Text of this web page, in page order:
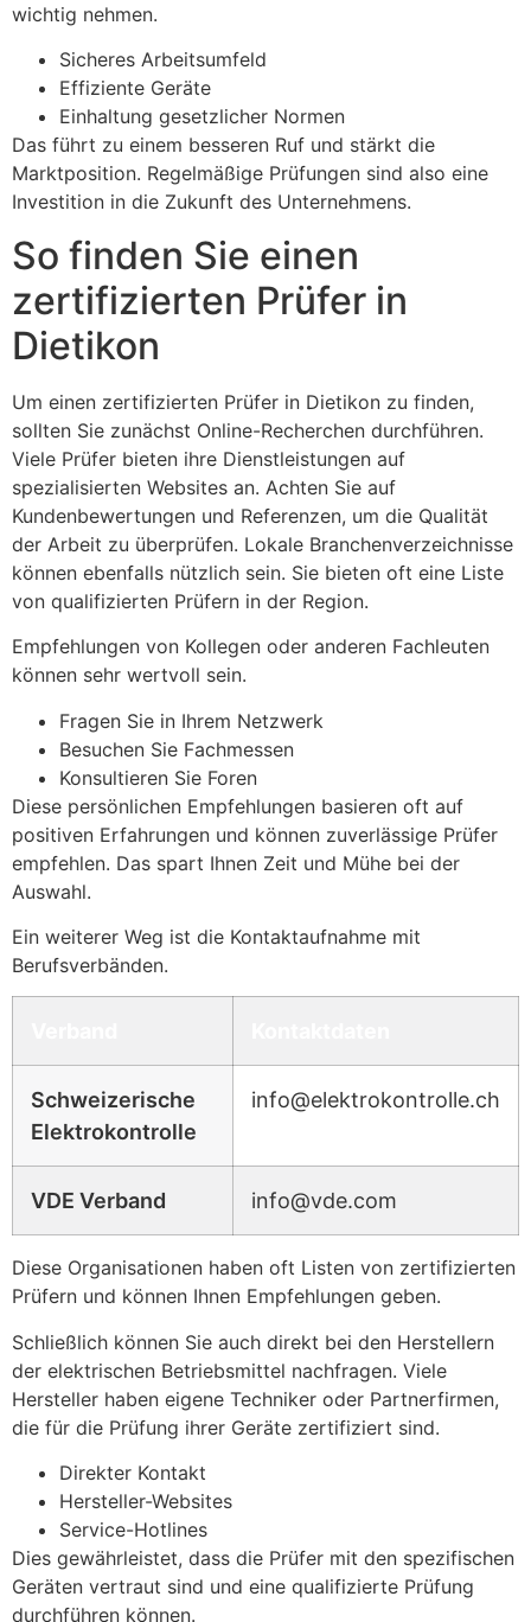
wichtig nehmen.
Sicheres Arbeitsumfeld
Effiziente Geräte
Einhaltung gesetzlicher Normen
Das führt zu einem besseren Ruf und stärkt die
Marktposition. Regelmäßige Prüfungen sind also eine
Investition in die Zukunft des Unternehmens.
So finden Sie einen
zertifizierten Prüfer in
Dietikon
Um einen zertifizierten Prüfer in Dietikon zu finden,
sollten Sie zunächst Online-Recherchen durchführen.
Viele Prüfer bieten ihre Dienstleistungen auf
spezialisierten Websites an. Achten Sie auf
Kundenbewertungen und Referenzen, um die Qualität
der Arbeit zu überprüfen. Lokale Branchenverzeichnisse
können ebenfalls nützlich sein. Sie bieten oft eine Liste
von qualifizierten Prüfern in der Region.
Empfehlungen von Kollegen oder anderen Fachleuten
können sehr wertvoll sein.
Fragen Sie in Ihrem Netzwerk
Besuchen Sie Fachmessen
Konsultieren Sie Foren
Diese persönlichen Empfehlungen basieren oft auf
positiven Erfahrungen und können zuverlässige Prüfer
empfehlen. Das spart Ihnen Zeit und Mühe bei der
Auswahl.
Ein weiterer Weg ist die Kontaktaufnahme mit
Berufsverbänden.
Schweizerische
Elektrokontrolle
info@elektrokontrolle.ch
VDE Verband info@vde.com
Diese Organisationen haben oft Listen von zertifizierten
Prüfern und können Ihnen Empfehlungen geben.
Schließlich können Sie auch direkt bei den Herstellern
der elektrischen Betriebsmittel nachfragen. Viele
Hersteller haben eigene Techniker oder Partnerfirmen,
die für die Prüfung ihrer Geräte zertifiziert sind.
Direkter Kontakt
Hersteller-Websites
Service-Hotlines
Dies gewährleistet, dass die Prüfer mit den spezifischen
Geräten vertraut sind und eine qualifizierte Prüfung
durchführen können.